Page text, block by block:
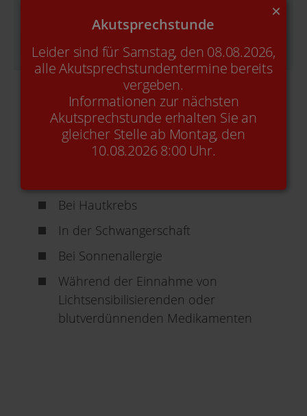
×
Akutsprechstunde
Leider sind für Samstag, den 08.08.2026,
alle Akutsprechstundentermine bereits
vergeben.
Informationen zur nächsten
Akutsprechstunde erhalten Sie an
gleicher Stelle ab Montag, den
10.08.2026 8:00 Uhr.
Wann sollte eine Laserepilation nicht
Bei Hautkrebs
In der Schwangerschaft
Bei Sonnenallergie
Während der Einnahme von
Lichtsensibilisierenden oder
blutverdünnenden Medikamenten